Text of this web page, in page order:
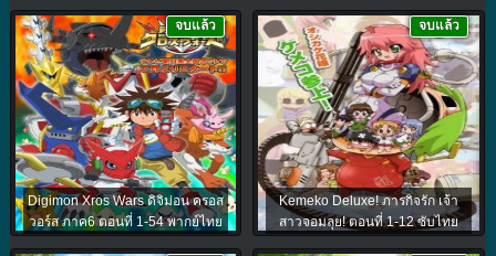
Digimon Xros Wars ดิจิม่อน ครอส
วอร์ส ภาค6 ตอนที่ 1-54 พากย์ไทย
จบแล้ว
Kemeko Deluxe! ภารกิจรัก เจ้า
สาวจอมลุย! ตอนที่ 1-12 ซับไทย
จบแล้ว